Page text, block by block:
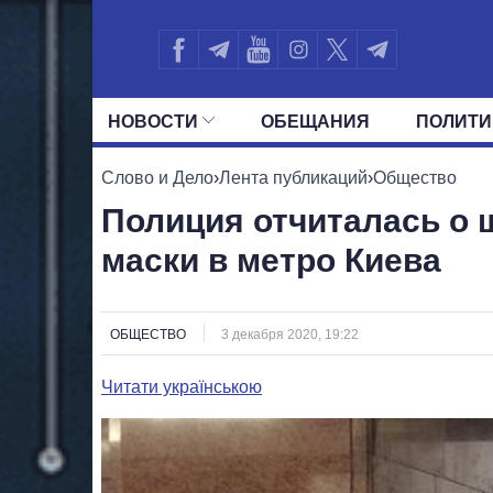
НОВОСТИ ОБЕЩАНИЯ
ВСЕ ПОЛИТИКИ ПРЕЗИДЕНТ И
Слово и Дело›Лента публикаций›Общество
Полиция отчиталась о
маски в метро Киева
ОБЩЕСТВО 3 декабря 2020, 19:22
Читати українською